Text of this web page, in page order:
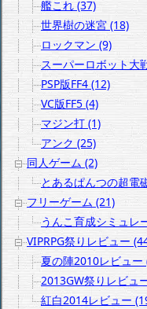
艦これ (37)
世界樹の迷宮 (18)
ロックマン (9)
スーパーロボット大
PSP版FF4 (12)
VC版FF5 (4)
マジン打 (1)
アンク (25)
同人ゲーム (2)
とあるぱんつの超電
フリーゲーム (21)
うんこ育成シミュレ
VIPRPG祭りレビュー
夏の陣2010レビュー
2013GW祭りレビュ
紅白2014レビュー